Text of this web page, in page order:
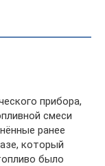
прибора,
смеси
ранее
который
было